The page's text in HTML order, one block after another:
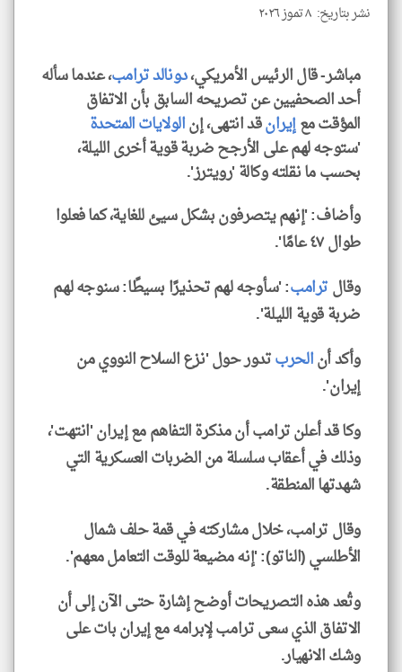
نشر بتاريخ: ٨ تموز ٢٠٢٦
مباشر- قال الرئيس الأمريكي،دونالد ترامب، عندما سأله
أحد الصحفيين عن تصريحه السابق بأن الاتفاق
المؤقت معإيرانقد انتهى، إنالولايات المتحدة
'ستوجه لهم على الأرجح ضربة قوية أخرى الليلة،
بحسب ما نقلته وكالة 'رويترز'.
وأضاف: 'إنهم يتصرفون بشكل سيئ للغاية، كما فعلوا
طوال ٤٧ عامًا'.
وقالترامب: 'سأوجه لهم تحذيرًا بسيطًا: سنوجه لهم
ضربة قوية الليلة'.
وأكد أنالحربتدور حول 'نزع السلاح النووي من
إيران'.
وكا قد أعلن ترامب أن مذكرة التفاهم مع إيران 'انتهت'،
وذلك في أعقاب سلسلة من الضربات العسكرية التي
شهدتها المنطقة.
وقال ترامب، خلال مشاركته في قمة حلف شمال
الأطلسي (الناتو): 'إنه مضيعة للوقت التعامل معهم'.
وتُعد هذه التصريحات أوضح إشارة حتى الآن إلى أن
الاتفاق الذي سعى ترامب لإبرامه مع إيران بات على
وشك الانهيار.
klyoum.com